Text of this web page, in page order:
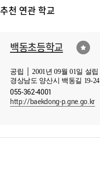
추천 연관 학교
백동초등학교
공립 │ 2001년 09월 01일 설립
경상남도 양산시 백동길 19-24
055-362-4001
http://baekdong-p.gne.go.kr